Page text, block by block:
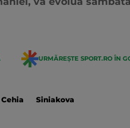
URMĂREȘTE SPORT.RO ÎN
Siniakova